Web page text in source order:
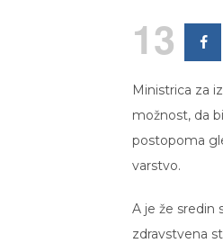
13
Ministrica za
možnost, da
postopoma
varstvo.
A je že sredin
zdravstvena